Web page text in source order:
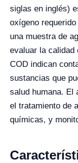
siglas en inglés)
oxígeno
una muestra de
evaluar la calidad
COD indican
sustancias que
salud humana. El
el tratamiento de
químicas, y